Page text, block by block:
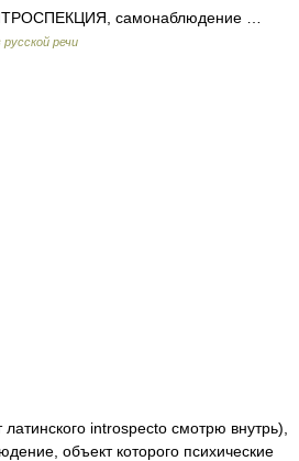
самонаблюдение …
речи
introspecto смотрю внутрь),
объект которого психические